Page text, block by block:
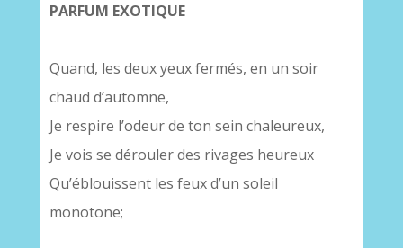
PARFUM EXOTIQUE
Quand, les deux yeux fermés, en un soir
chaud d’automne,
Je respire l’odeur de ton sein chaleureux,
Je vois se dérouler des rivages heureux
Qu’éblouissent les feux d’un soleil
monotone;